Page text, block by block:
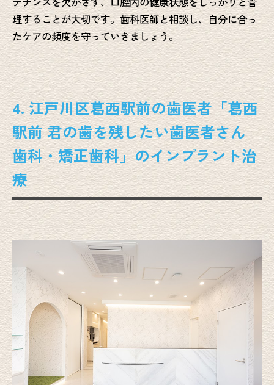
理することが大切です。歯科医師と相談し、自分に合っ
たケアの頻度を守っていきましょう。
4. 江戸川区葛西駅前の歯医者「葛西
駅前 君の歯を残したい歯医者さん
歯科・矯正歯科」のインプラント治
療